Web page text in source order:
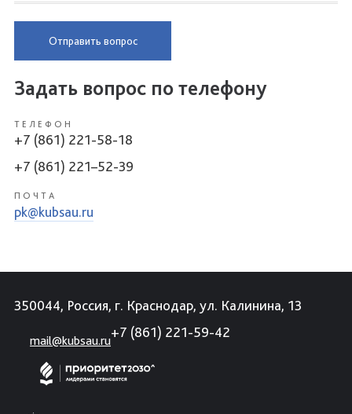
Отправить вопрос
Задать вопрос по телефону
ТЕЛЕФОН
+7 (861) 221-58-18
+7 (861) 221–52-39
ПОЧТА
pk@kubsau.ru
350044, Россия, г. Краснодар, ул. Калинина, 13
mail@kubsau.ru
+7 (861) 221-59-42